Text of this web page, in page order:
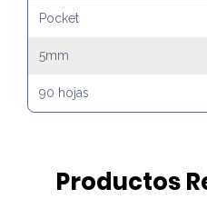
Pocket
5mm
90 hojas
Productos